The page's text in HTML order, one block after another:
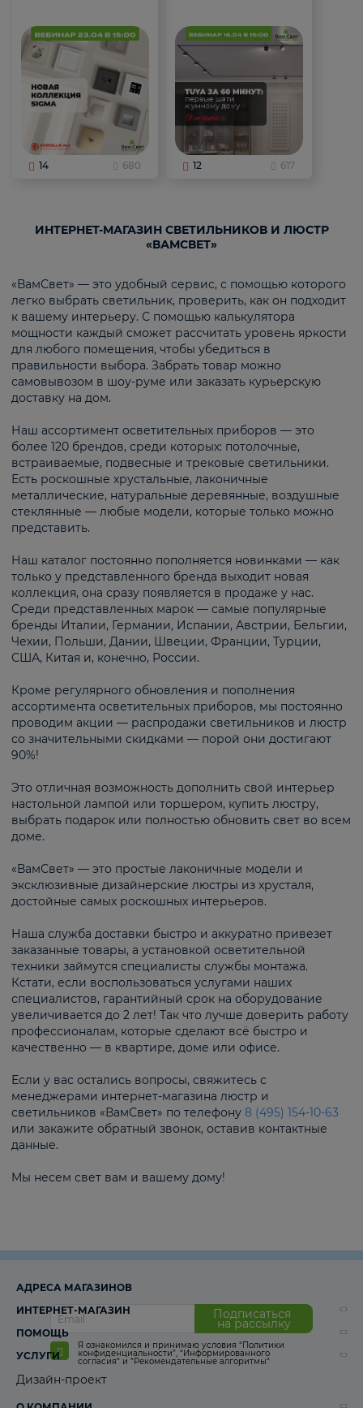
14 680 12 617
ИНТЕРНЕТ-МАГАЗИН СВЕТИЛЬНИКОВ И ЛЮСТР
«ВАМСВЕТ»
«ВамСвет» — это удобный сервис, с помощью которого
легко выбрать светильник, проверить, как он подходит
к вашему интерьеру. С помощью калькулятора
мощности каждый сможет рассчитать уровень яркости
для любого помещения, чтобы убедиться в
правильности выбора. Забрать товар можно
самовывозом в шоу-руме или заказать курьерскую
доставку на дом.
Наш ассортимент осветительных приборов — это
более 120 брендов, среди которых: потолочные,
встраиваемые, подвесные и трековые светильники.
Есть роскошные хрустальные, лаконичные
металлические, натуральные деревянные, воздушные
стеклянные — любые модели, которые только можно
представить.
Наш каталог постоянно пополняется новинками — как
только у представленного бренда выходит новая
коллекция, она сразу появляется в продаже у нас.
Среди представленных марок — самые популярные
бренды Италии, Германии, Испании, Австрии, Бельгии,
Чехии, Польши, Дании, Швеции, Франции, Турции,
США, Китая и, конечно, России.
Кроме регулярного обновления и пополнения
ассортимента осветительных приборов, мы постоянно
проводим акции — распродажи светильников и люстр
со значительными скидками — порой они достигают
90%!
Это отличная возможность дополнить свой интерьер
настольной лампой или торшером, купить люстру,
выбрать подарок или полностью обновить свет во всем
доме.
«ВамСвет» — это простые лаконичные модели и
эксклюзивные дизайнерские люстры из хрусталя,
достойные самых роскошных интерьеров.
Наша служба доставки быстро и аккуратно привезет
заказанные товары, а установкой осветительной
техники займутся специалисты службы монтажа.
Кстати, если воспользоваться услугами наших
специалистов, гарантийный срок на оборудование
увеличивается до 2 лет! Так что лучше доверить работу
профессионалам, которые сделают всё быстро и
качественно — в квартире, доме или офисе.
Если у вас остались вопросы, свяжитесь с
менеджерами интернет-магазина люстр и
светильников «ВамСвет» по телефону 8 (495) 154-10-63
или закажите обратный звонок, оставив контактные
данные.
Мы несем свет вам и вашему дому!
Подписаться
на рассылку
Я ознакомился и принимаю условия “Политики
конфиденциальности”, “Информированного
согласия“ и “Рекомендательные алгоритмы“
АДРЕСА МАГАЗИНОВ
ИНТЕРНЕТ-МАГАЗИН
ПОМОЩЬ
УСЛУГИ
Дизайн-проект